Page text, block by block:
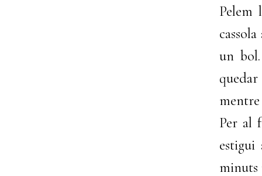
Pelem
un
Per al
estigui
minuts